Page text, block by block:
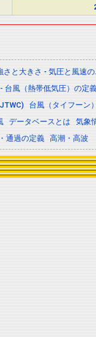
さと大きさ - 気圧と風速
台風（熱帯低気圧）の定
台風（タイフーン
データベースとは
気象
通過の定義 高潮・高波